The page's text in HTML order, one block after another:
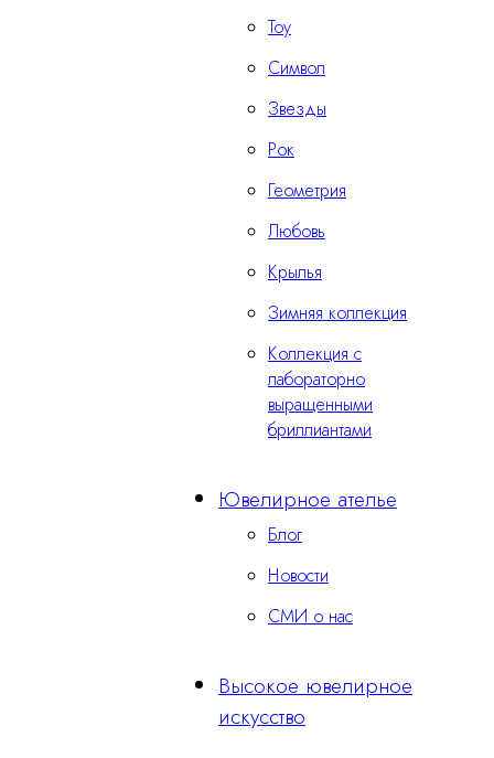
Тоу
Символ
Звезды
Рок
Геометрия
Любовь
Крылья
Зимняя коллекция
Коллекция с
лабораторно
выращенными
бриллиантами
Ювелирное ателье
Блог
Новости
СМИ о нас
Высокое ювелирное
искусство